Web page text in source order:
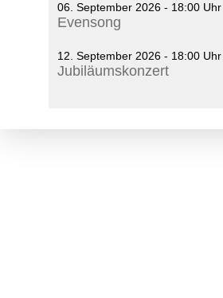
06. September 2026 - 18:00 Uhr
Evensong
12. September 2026 - 18:00 Uhr
Jubiläumskonzert